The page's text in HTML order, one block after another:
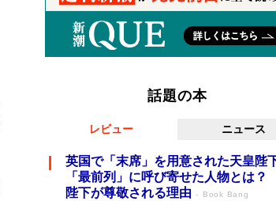
話題の本
レビュー ニュース
英国で「末席」を用意された天皇陛
「最前列」に呼び寄せた人物とは
陛下が尊敬される理由
Book Bang